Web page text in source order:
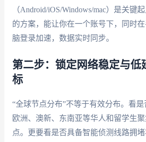
（Android/iOS/Windows/mac）是关键
的方案，能让你在一个账号下，同时
脑登录加速，数据实时同步。
第二步：锁定网络稳定与低
标
“全球节点分布”不等于有效分布。看是
欧洲、澳新、东南亚等华人和留学生
点。更要看是否具备智能侦测线路拥